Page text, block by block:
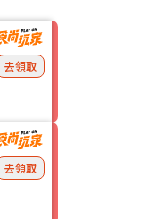
去領取
去領取